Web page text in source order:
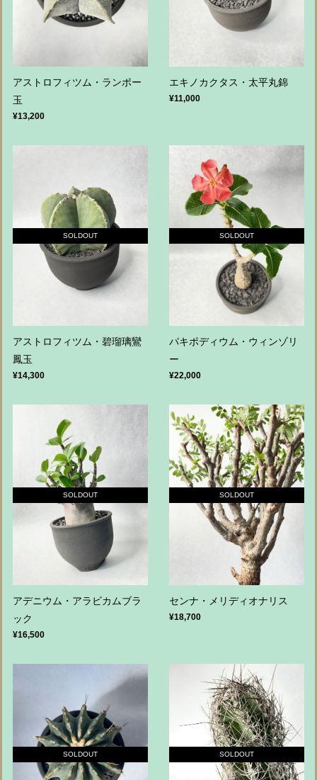
アストロフィツム・ランポー
玉
¥13,200
エキノカクタス・太平丸錦
¥11,000
SOLDOUT
アストロフィツム・碧瑠璃鸞
鳳玉
¥14,300
SOLDOUT
パキポディウム・ウィンゾリ
ー
¥22,000
SOLDOUT
アデニウム・アラビカムブラ
ック
¥16,500
SOLDOUT
センナ・メリディオナリス
¥18,700
SOLDOUT SOLDOUT